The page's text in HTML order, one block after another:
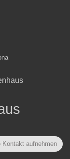
Kontakt aufnehmen